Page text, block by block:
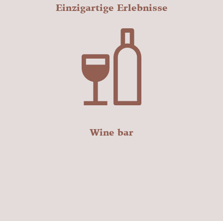
Einzigartige Erlebnisse
Wine bar